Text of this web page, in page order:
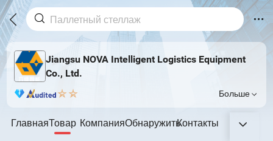
Jiangsu NOVA Intelligent Logistics Equipment
Co., Ltd.
Больше
ГлавнаяТовар КомпанияОбнаружитьКонтакты